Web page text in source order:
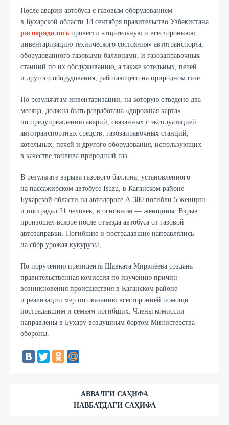
После аварии автобуса с газовым оборудованием
в Бухарской области 18 сентября правительство Узбекистана
распорядилось провести «тщательную и всестороннюю
инвентаризацию технического состояния» автотранспорта,
оборудованного газовыми баллонами, и газозаправочных
станций по их обслуживанию, а также котельных, печей
и другого оборудования, работающего на природном газе.
По результатам инвентаризации, на которую отведено два
месяца, должна быть разработана «дорожная карта»
по предупреждению аварий, связанных с эксплуатацией
автотранспортных средств, газозаправочных станций,
котельных, печей и другого оборудования, использующих
в качестве топлива природный газ.
В результате взрыва газового баллона, установленного
на пассажирском автобусе Isuzu, в Каганском районе
Бухарской области на автодороге А-380 погибли 5 женщин
и пострадал 21 человек, в основном — женщины. Взрыв
произошел вскоре после отъезда автобуса от газовой
автозаправки. Погибшие и пострадавшие направлялись
на сбор урожая кукурузы.
По поручению президента Шавката Мирзиёева создана
правительственная комиссия по изучению причин
возникновения происшествия в Каганском районе
и реализации мер по оказанию всесторонней помощи
пострадавшим и семьям погибших. Члены комиссии
направлены в Бухару воздушным бортом Министерства
обороны.
АВВАЛГИ САҲИФА
НАВБАТДАГИ САҲИФА